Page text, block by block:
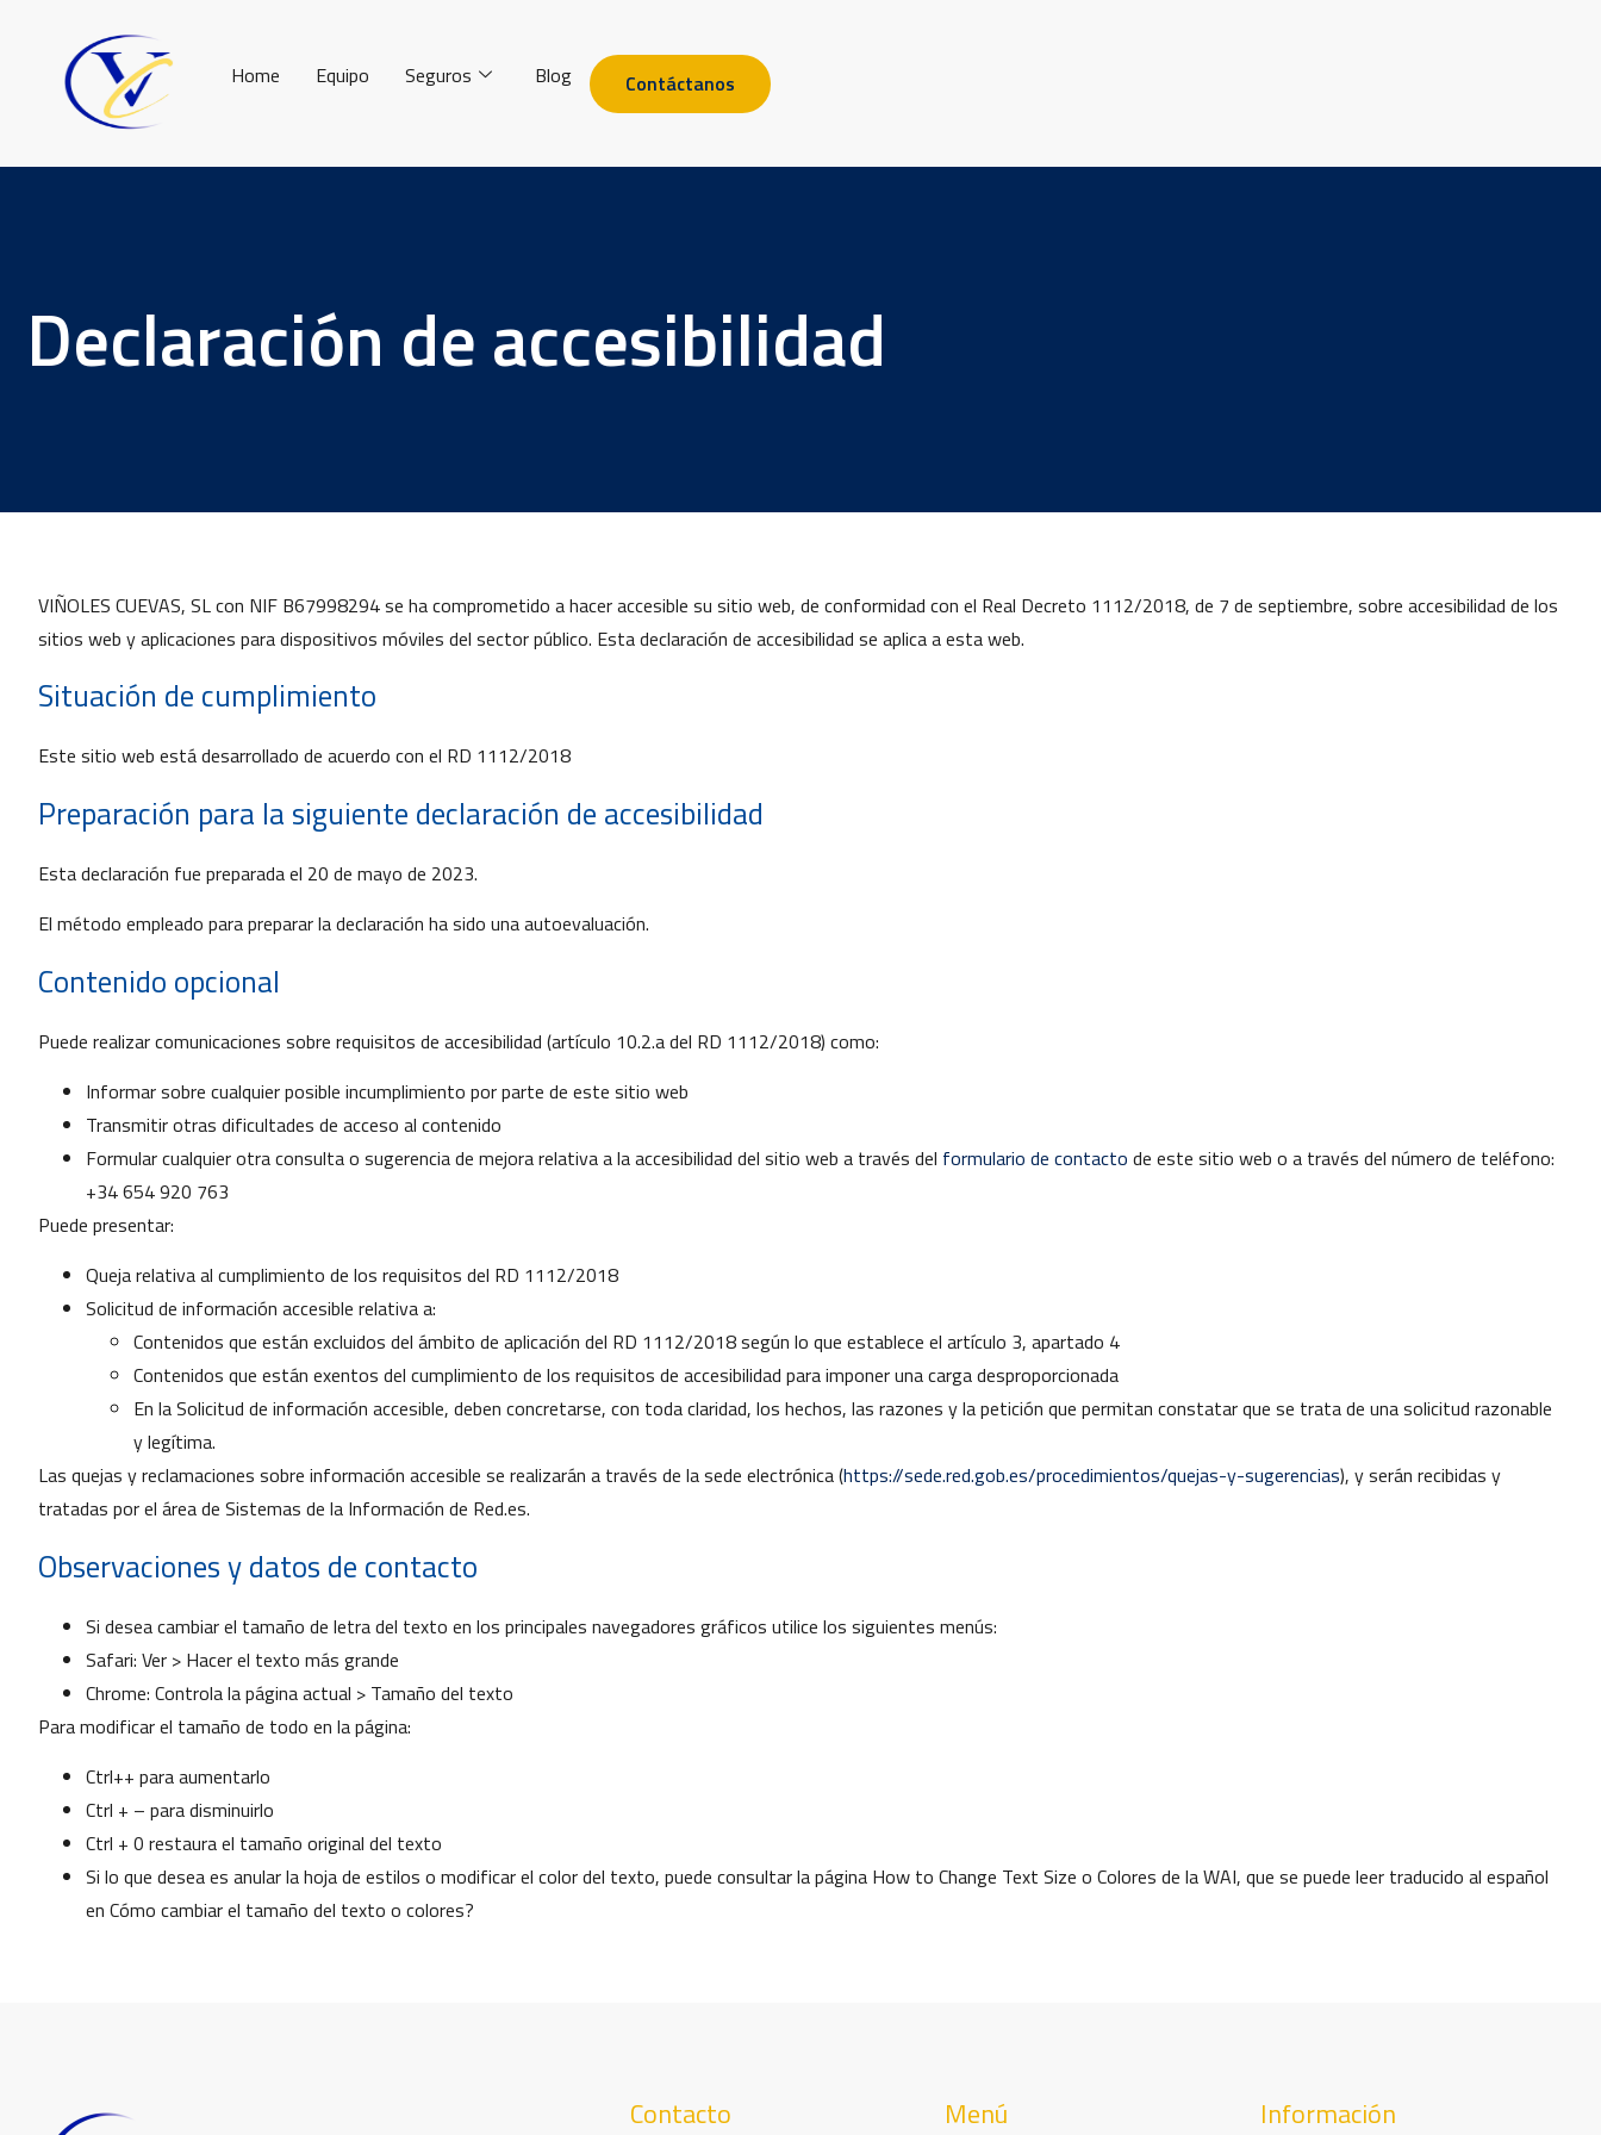
Home Equipo Seguros Blog Contáctanos
Declaración de accesibilidad
VIÑOLES CUEVAS, SL con NIF B67998294 se ha comprometido a hacer accesible su sitio web, de conformidad con el Real Decreto 1112/2018, de 7 de septiembre, sobre accesibilidad de los
sitios web y aplicaciones para dispositivos móviles del sector público. Esta declaración de accesibilidad se aplica a esta web.
Situación de cumplimiento
Este sitio web está desarrollado de acuerdo con el RD 1112/2018
Preparación para la siguiente declaración de accesibilidad
Esta declaración fue preparada el 20 de mayo de 2023.
El método empleado para preparar la declaración ha sido una autoevaluación.
Contenido opcional
Puede realizar comunicaciones sobre requisitos de accesibilidad (artículo 10.2.a del RD 1112/2018) como:
Informar sobre cualquier posible incumplimiento por parte de este sitio web
Transmitir otras dificultades de acceso al contenido
Formular cualquier otra consulta o sugerencia de mejora relativa a la accesibilidad del sitio web a través del formulario de contacto de este sitio web o a través del número de teléfono:
+34 654 920 763
Puede presentar:
Queja relativa al cumplimiento de los requisitos del RD 1112/2018
Solicitud de información accesible relativa a:
Contenidos que están excluidos del ámbito de aplicación del RD 1112/2018 según lo que establece el artículo 3, apartado 4
Contenidos que están exentos del cumplimiento de los requisitos de accesibilidad para imponer una carga desproporcionada
En la Solicitud de información accesible, deben concretarse, con toda claridad, los hechos, las razones y la petición que permitan constatar que se trata de una solicitud razonable
y legítima.
Las quejas y reclamaciones sobre información accesible se realizarán a través de la sede electrónica (https://sede.red.gob.es/procedimientos/quejas-y-sugerencias), y serán recibidas y
tratadas por el área de Sistemas de la Información de Red.es.
Observaciones y datos de contacto
Si desea cambiar el tamaño de letra del texto en los principales navegadores gráficos utilice los siguientes menús:
Safari: Ver > Hacer el texto más grande
Chrome: Controla la página actual > Tamaño del texto
Para modificar el tamaño de todo en la página:
Ctrl++ para aumentarlo
Ctrl + – para disminuirlo
Ctrl + 0 restaura el tamaño original del texto
Si lo que desea es anular la hoja de estilos o modificar el color del texto, puede consultar la página How to Change Text Size o Colores de la WAI, que se puede leer traducido al español
en Cómo cambiar el tamaño del texto o colores?
Contacto Menú Información